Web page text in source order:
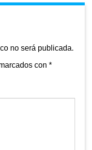
no será publicada.
con *